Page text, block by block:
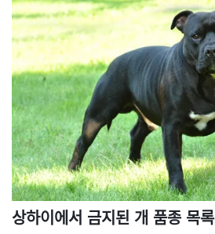
상하이에서 금지된 개 품종 목록